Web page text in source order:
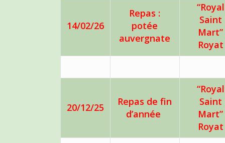
14/02/26
Repas :
potée
auvergnate
“Royal
Saint
Mart”
Royat
20/12/25
Repas de fin
d’année
“Royal
Saint
Mart”
Royat